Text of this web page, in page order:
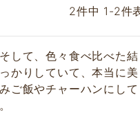
2件中 1 -2件
して、色々食べ比べた結
かりしていて、本当に美
ご飯やチャーハンにして